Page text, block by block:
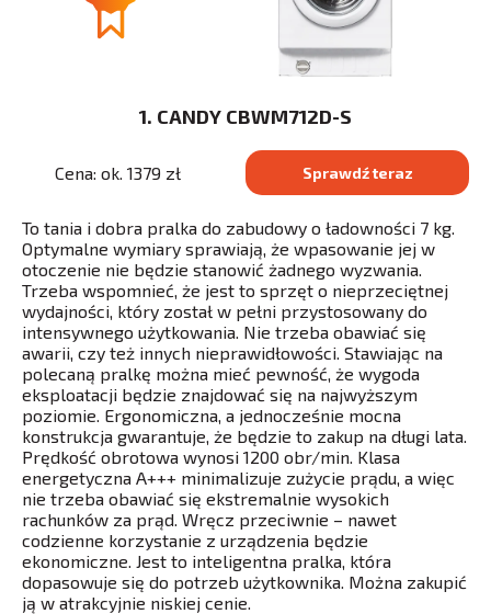
1. CANDY CBWM712D-S
Cena: ok. 1379 zł Sprawdź teraz
To tania i dobra pralka do zabudowy o ładowności 7 kg.
Optymalne wymiary sprawiają, że wpasowanie jej w
otoczenie nie będzie stanowić żadnego wyzwania.
Trzeba wspomnieć, że jest to sprzęt o nieprzeciętnej
wydajności, który został w pełni przystosowany do
intensywnego użytkowania. Nie trzeba obawiać się
awarii, czy też innych nieprawidłowości. Stawiając na
polecaną pralkę można mieć pewność, że wygoda
eksploatacji będzie znajdować się na najwyższym
poziomie. Ergonomiczna, a jednocześnie mocna
konstrukcja gwarantuje, że będzie to zakup na długi lata.
Prędkość obrotowa wynosi 1200 obr/min. Klasa
energetyczna A+++ minimalizuje zużycie prądu, a więc
nie trzeba obawiać się ekstremalnie wysokich
rachunków za prąd. Wręcz przeciwnie – nawet
codzienne korzystanie z urządzenia będzie
ekonomiczne. Jest to inteligentna pralka, która
dopasowuje się do potrzeb użytkownika. Można zakupić
ją w atrakcyjnie niskiej cenie.